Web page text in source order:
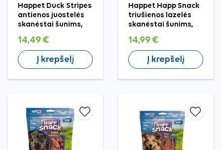
Happet Duck Stripes
antienos juostelės
skanėstai šunims,
14,49 €
Į krepšelį
Happet Happ Snack
triušienos lazelės
skanėstai šunims,
14,99 €
Į krepšelį